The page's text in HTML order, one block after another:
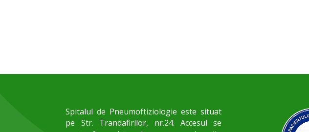
Spitalul de Pneumoftiziologie este situat
pe Str. Trandafirilor, nr.24. Accesul se